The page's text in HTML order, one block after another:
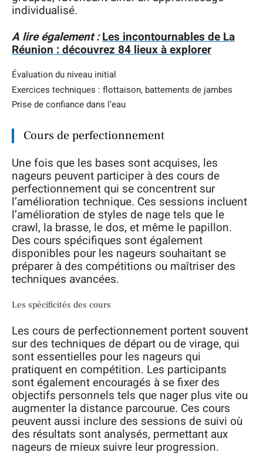
individualisé.
A lire également : Les incontournables de La
Réunion : découvrez 84 lieux à explorer
Évaluation du niveau initial
Exercices techniques : flottaison, battements de jambes
Prise de confiance dans l’eau
Cours de perfectionnement
Une fois que les bases sont acquises, les
nageurs peuvent participer à des cours de
perfectionnement qui se concentrent sur
l’amélioration technique. Ces sessions incluent
l’amélioration de styles de nage tels que le
crawl, la brasse, le dos, et même le papillon.
Des cours spécifiques sont également
disponibles pour les nageurs souhaitant se
préparer à des compétitions ou maîtriser des
techniques avancées.
Les spécificités des cours
Les cours de perfectionnement portent souvent
sur des techniques de départ ou de virage, qui
sont essentielles pour les nageurs qui
pratiquent en compétition. Les participants
sont également encouragés à se fixer des
objectifs personnels tels que nager plus vite ou
augmenter la distance parcourue. Ces cours
peuvent aussi inclure des sessions de suivi où
des résultats sont analysés, permettant aux
nageurs de mieux suivre leur progression.